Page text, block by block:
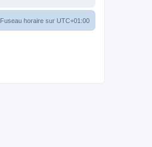
Fuseau horaire sur UTC+01:00